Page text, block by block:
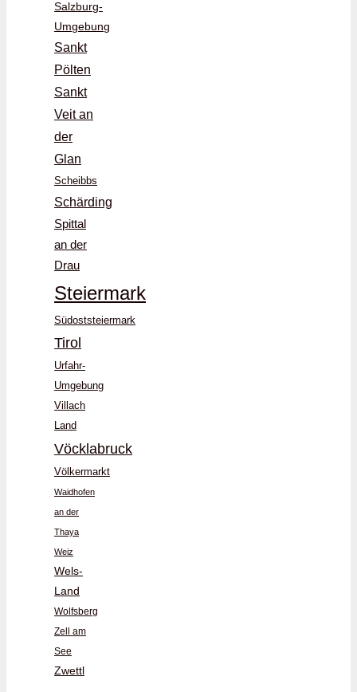
Salzburg-
Umgebung
Sankt
Pölten
Sankt
Veit an
der
Glan
Scheibbs
Schärding
Spittal
an der
Drau
Steiermark
Südoststeiermark
Tirol
Urfahr-
Umgebung
Villach
Land
Vöcklabruck
Völkermarkt
Waidhofen
an der
Thaya
Weiz
Wels-
Land
Wolfsberg
Zell am
See
Zwettl